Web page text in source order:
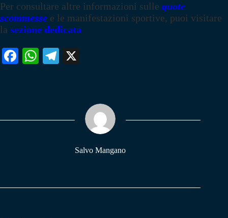
Per consultare altre informazioni sulle quote
scommesse e le manifestazioni sportive, puoi visitare
la sezione dedicata
Fa W
pp
Te
m
Salvo Mangano